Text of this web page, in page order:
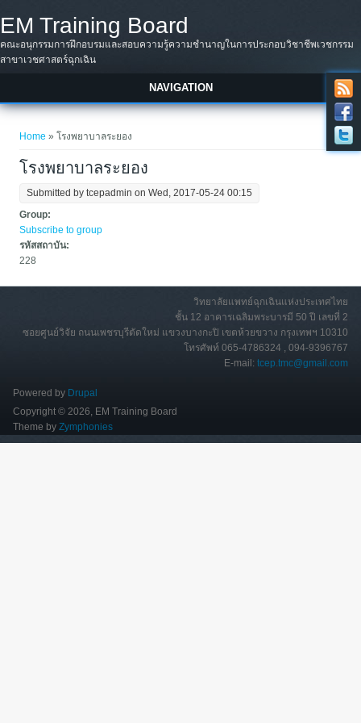
EM Training Board
คณะอนุกรรมการฝึกอบรมและสอบความรู้ความชำนาญในการประกอบวิชาชีพเวชกรรม
สาขาเวชศาสตร์ฉุกเฉิน
NAVIGATION
You are here
Home » โรงพยาบาลระยอง
โรงพยาบาลระยอง
Submitted bytcepadmin on Wed, 2017-05-24 00:15
Group:
Subscribe to group
รหัสสถาบัน:
228
วิทยาลัยแพทย์ฉุกเฉินแห่งประเทศไทย
ชั้น 12 อาคารเฉลิมพระบารมี 50 ปี เลขที่ 2
ซอยศูนย์วิจัย ถนนเพชรบุรีตัดใหม่ แขวงบางกะปิ เขตห้วยขวาง กรุงเทพฯ 10310
โทรศัพท์ 065-4786324 , 094-9396767
E-mail:tcep.tmc@gmail.com
Powered by Drupal
Copyright © 2026, EM Training Board
Theme by Zymphonies